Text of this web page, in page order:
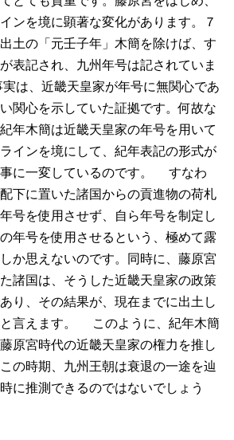
ンを境に顕著な変化があります。７
土の「元壬子年」木簡を除けば、す
表記され、九州年号は記されていま
は、近畿天皇家が年号に無関心であ
関心を示していた証拠です。何故な
年木簡は近畿天皇家の年号を用いて
インを境にして、紀年表記の形式が
に一変しているのです。
すなわ
下に置いた諸国からの貢進物の荷札
号を使用させず、自ら年号を制定し
年号を使用させるという、極めて露
か思えないのです。同時に、藤原宮
諸国は、そうした近畿天皇家の政策
り、その結果が、現在までに出土し
言えます。
このように、紀年木簡
原宮時代の近畿天皇家の権力を推し
の時期、九州王朝は衰退の一途を辿
に推測できるのではないでしょう